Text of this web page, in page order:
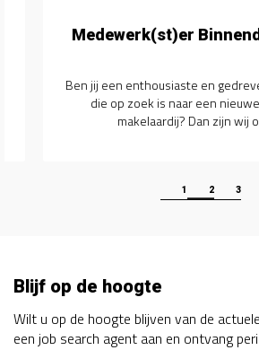
Medewerk(st)er
Ben jij een enthousiaste en gedreven
die op zoek is naar een nieuwe
makelaardij? Dan zijn wij op
1 2 3
Blijf op de hoogte
Wilt u op de hoogte blijven van de
een job search agent aan en ontvang